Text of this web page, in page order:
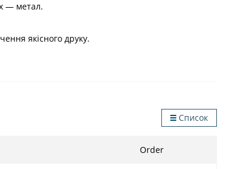
— метал.
якісного друку.
Список
Order